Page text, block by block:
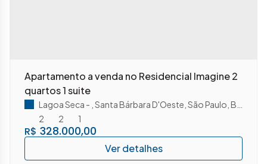
Apartamento a venda no Residencial Imagine 2
quartos 1 suite
R$ 328.000,00
Lagoa Seca Santa Bárbara D'Oeste São Paulo Brasil
2
2 1